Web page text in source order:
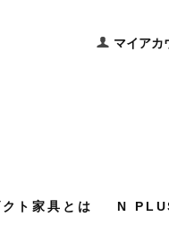
マイアカ
ト家具とは N